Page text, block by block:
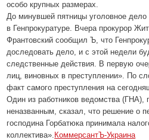
особо крупных размерах.
До минувшей пятницы уголовное
в Генпрокуратуре. Вчера прокурор
Франтовский сообщил Ъ, что
доследовать дело, и с этой недели
следственные действия. В первую
лиц, виновных в преступлении». По
факт самого преступления на
Один из работников ведомства (ГНА),
неназванным, сказал, что решение о
господина Горбатюка принимала
коллектива». КоммерсантЪ-Украина